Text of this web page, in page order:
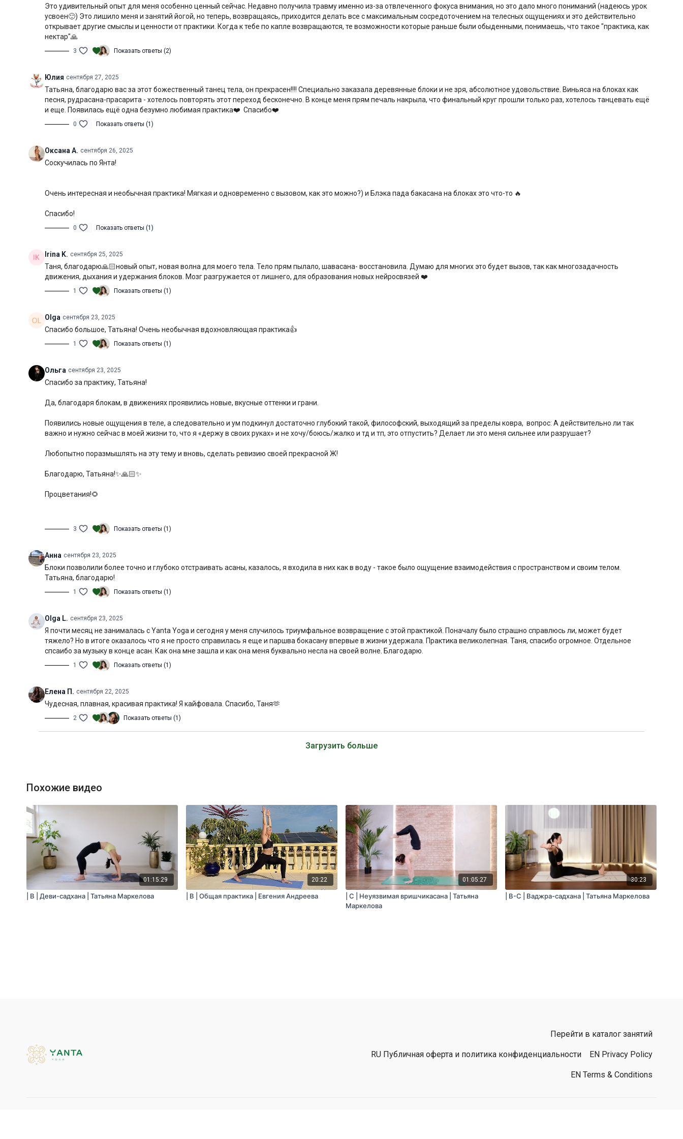
Это удивительный опыт для меня особенно ценный сейчас. Недавно получила травму именно из-за отвлеченного фокуса внимания, но это дало много пониманий (надеюсь урок
усвоен🙂) Это лишило меня и занятий йогой, но теперь, возвращаясь, приходится делать все с максимальным сосредоточением на телесных ощущениях и это действительно
открывает другие смыслы и ценности от практики. Когда к тебе по капле возвращаются, те возможности которые раньше были обыденными, понимаешь, что такое "практика, как
нектар"🙏
3 Показать ответы (2)
Юлия сентября 27, 2025
Татьяна, благодарю вас за этот божественный танец тела, он прекрасен!!!! Специально заказала деревянные блоки и не зря, абсолютное удовольствие. Виньяса на блоках как
песня, рудрасана-прасарита - хотелось повторять этот переход бесконечно. В конце меня прям печаль накрыла, что финальный круг прошли только раз, хотелось танцевать ещё
и еще. Появилась ещё одна безумно любимая практика❤️ Спасибо❤️
0 Показать ответы (1)
Оксана А. сентября 26, 2025
Соскучилась по Янта!
Очень интересная и необычная практика! Мягкая и одновременно с вызовом, как это можно?) и Блэка пада бакасана на блоках это что-то 🔥
Спасибо!
0 Показать ответы (1)
Irina K. сентября 25, 2025
Таня, благодарю🙏🏻новый опыт, новая волна для моего тела. Тело прям пылало, шавасана- восстановила. Думаю для многих это будет вызов, так как многозадачность
движения, дыхания и удержания блоков. Мозг разгружается от лишнего, для образования новых нейросвязей ❤️
1 Показать ответы (1)
Olga сентября 23, 2025
Спасибо большое, Татьяна! Очень необычная вдохновляющая практика👍
1 Показать ответы (1)
Ольга сентября 23, 2025
Спасибо за практику, Татьяна!
Да, благодаря блокам, в движениях проявились новые, вкусные оттенки и грани.
Появились новые ощущения в теле, а следовательно и ум подкинул достаточно глубокий такой, философский, выходящий за пределы ковра, вопрос: А действительно ли так
важно и нужно сейчас в моей жизни то, что я «держу в своих руках» и не хочу/боюсь/жалко и тд и тп, это отпустить? Делает ли это меня сильнее или разрушает?
Любопытно поразмышлять на эту тему и вновь, сделать ревизию своей прекрасной Ж!
Благодарю, Татьяна!✨🙏🏻✨
Процветания!🌻
3 Показать ответы (1)
Анна сентября 23, 2025
Блоки позволили более точно и глубоко отстраивать асаны, казалось, я входила в них как в воду - такое было ощущение взаимодействия с пространством и своим телом.
Татьяна, благодарю!
1 Показать ответы (1)
Olga L. сентября 23, 2025
Я почти месяц не занималась с Yanta Yoga и сегодня у меня случилось триумфальное возвращение с этой практикой. Поначалу было страшно справлюсь ли, может будет
тяжело? Но в итоге оказалось что я не просто справилась я еще и паршва бокасану впервые в жизни удержала. Практика великолепная. Таня, спасибо огромное. Отдельное
спсаибо за музыку в конце асан. Как она мне зашла и как она меня буквально несла на своей волне. Благодарю.
1 Показать ответы (1)
Елена П. сентября 22, 2025
Чудесная, плавная, красивая практика! Я кайфовала. Спасибо, Таня🫶
2 Показать ответы (1)
Загрузить больше
Похожие видео
01:15:29
| B | Деви-садхана | Татьяна Маркелова
20:22
| B | Общая практика | Евгения Андреева
01:05:27
| С | Неуязвимая вришчикасана | Татьяна
Маркелова
30:23
| B-C | Ваджра-садхана | Татьяна Маркелова
Перейти в каталог занятий
RU Публичная оферта и политика конфиденциальности EN Privacy Policy
EN Terms & Conditions